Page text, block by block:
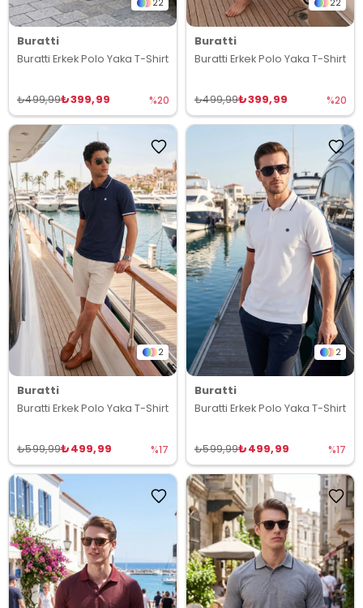
22
Buratti
Buratti Erkek Polo Yaka T-Shirt
₺399,99
₺499,99 %20
22
Buratti
Buratti Erkek Polo Yaka T-Shirt
₺399,99
₺499,99 %20
2
Buratti
Buratti Erkek Polo Yaka T-Shirt
₺499,99
₺599,99 %17
2
Buratti
Buratti Erkek Polo Yaka T-Shirt
₺499,99
₺599,99 %17